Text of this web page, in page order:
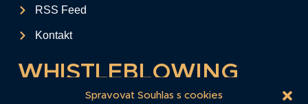
Spravovat Souhlas s cookies
RSS Feed
Kontakt
WHISTLEBLOWING
Tento formulář slouží k anonymnímu zaslání